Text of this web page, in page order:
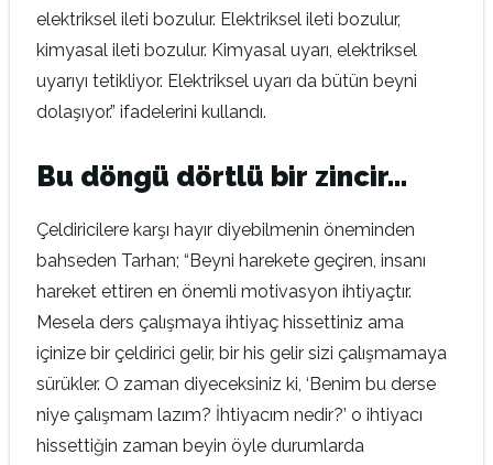
elektriksel ileti bozulur. Elektriksel ileti bozulur,
kimyasal ileti bozulur. Kimyasal uyarı, elektriksel
uyarıyı tetikliyor. Elektriksel uyarı da bütün beyni
dolaşıyor.” ifadelerini kullandı.
Bu döngü dörtlü bir zincir…
Çeldiricilere karşı hayır diyebilmenin öneminden
bahseden Tarhan; “Beyni harekete geçiren, insanı
hareket ettiren en önemli motivasyon ihtiyaçtır.
Mesela ders çalışmaya ihtiyaç hissettiniz ama
içinize bir çeldirici gelir, bir his gelir sizi çalışmamaya
sürükler. O zaman diyeceksiniz ki, ‘Benim bu derse
niye çalışmam lazım? İhtiyacım nedir?’ o ihtiyacı
hissettiğin zaman beyin öyle durumlarda